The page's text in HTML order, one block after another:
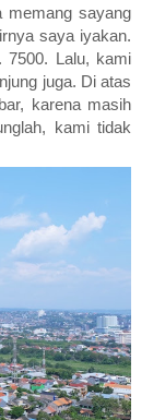
memang sayang
saya iyakan.
7500. Lalu, kami
juga. Di atas
karena masih
kami tidak